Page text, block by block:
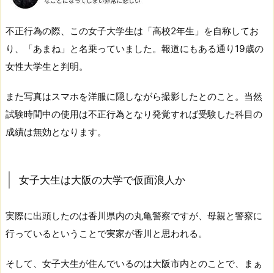
不正行為の際、この女子大学生は「高校2年生」を自称してお
り、「あまね」と名乗っていました。報道にもある通り19歳の
女性大学生と判明。
また写真はスマホを洋服に隠しながら撮影したとのこと。当然
試験時間中の使用は不正行為となり発覚すれば受験した科目の
成績は無効となります。
女子大生は大阪の大学で仮面浪人か
実際に出頭したのは香川県内の丸亀警察ですが、母親と警察に
行っているということで実家が香川と思われる。
そして、女子大生が住んでいるのは大阪市内とのことで、まぁ